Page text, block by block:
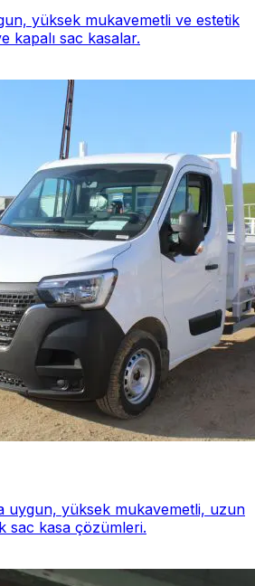
yüksek mukavemetli ve estetik
kapalı sac kasalar.
uygun, yüksek mukavemetli, uzun
sac kasa çözümleri.